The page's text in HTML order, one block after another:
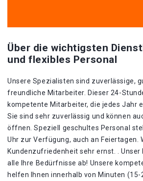
Über die wichtigsten
und flexibles Personal
Unsere Spezialisten sind zuverlässige,
freundliche Mitarbeiter. Dieser 24-
kompetente Mitarbeiter, die jedes Jahr
Sie sind sehr zuverlässig und können
öffnen. Speziell geschultes Personal
Uhr zur Verfügung, auch an Feiertagen.
Kundenzufriedenheit sehr ernst. .
alle Ihre Bedürfnisse ab! Unsere
helfen Ihnen innerhalb von Minuten (15-